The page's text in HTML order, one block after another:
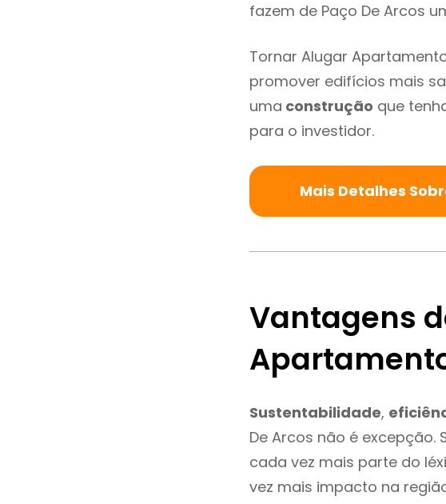
fazem de Paço De Arcos
Tornar Alugar
promover edifícios mais
uma construção que
para o investidor.
Mais Detalhes
Vantagens
Sustentabilidade,
De Arcos não é
cada vez mais parte do
vez mais impacto na